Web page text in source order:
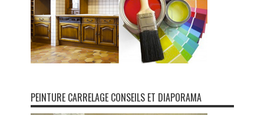
PEINTURE CARRELAGE CONSEILS ET DIAPORAMA